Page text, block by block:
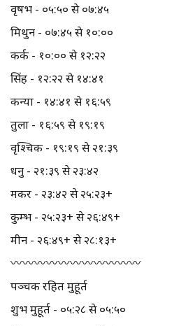
वृषभ - ०५:५० से ०७:४५
मिथुन - ०७:४५ से १०:००
कर्क - १०:०० से १२:२२
सिंह - १२:२२ से १४:४१
कन्या - १४:४१ से १६:५९
तुला - १६:५९ से १९:१९
वृश्चिक - १९:१९ से २१:३९
धनु - २१:३९ से २३:४२
मकर - २३:४२ से २५:२३+
कुम्भ - २५:२३+ से २६:४९+
मीन - २६:४९+ से २८:१३+
〰️〰️〰️〰️〰️〰️〰️〰️〰️〰️〰️
पञ्चक रहित मुहूर्त
शुभ मुहूर्त - ०५:२८ से ०५:५०